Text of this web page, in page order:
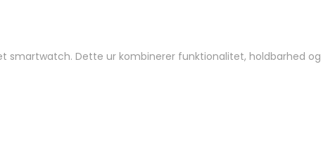
smartwatch. Dette ur kombinerer funktionalitet, holdbarhed og